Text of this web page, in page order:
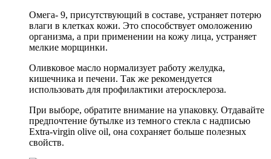
Омега- 9, присутствующий в составе, устраняет потерю
влаги в клетках кожи. Это способствует омоложению
организма, а при применении на кожу лица, устраняет
мелкие морщинки.
Оливковое масло нормализует работу желудка,
кишечника и печени. Так же рекомендуется
использовать для профилактики атеросклероза.
При выборе, обратите внимание на упаковку. Отдавайте
предпочтение бутылке из темного стекла с надписью
Extra-virgin olive oil, она сохраняет больше полезных
свойств.